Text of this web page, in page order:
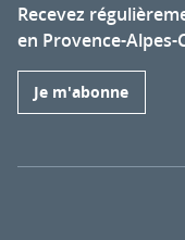
Recevez
en Provence-Alpes-
Je m'abonne